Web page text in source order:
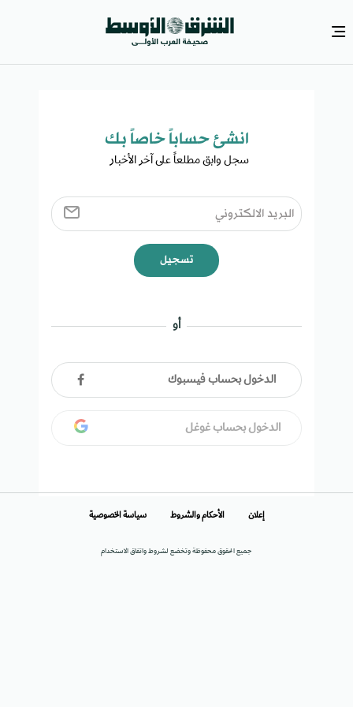
انشئ حساباً خاصاً بك​
سجل وابق مطلعاً على آخر الأخبار ​
تسجيل
أو
الدخول بحساب فيسبوك
الدخول بحساب غوغل
جميع الحقوق محفوظة وتخضع لشروط واتفاق الاستخدام
إعلان الأحكام والشروط سياسة الخصوصية